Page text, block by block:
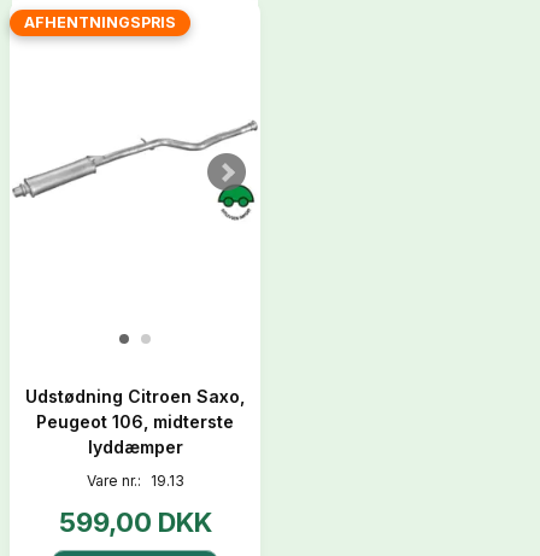
AFHENTNINGSPRIS
Udstødning Citroen Saxo,
Peugeot 106, midterste
lyddæmper
Vare nr.: 19.13
599,00 DKK